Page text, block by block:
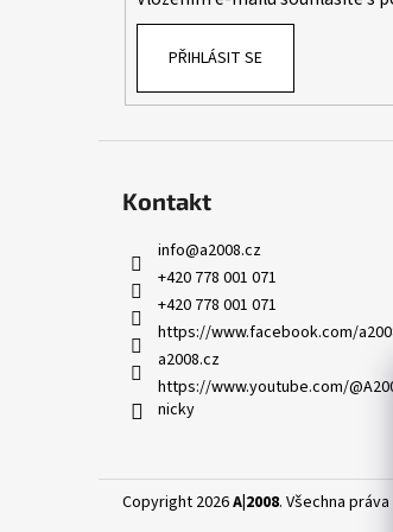
PŘIHLÁSIT SE
Kontakt
info@a2008.cz
+420 778 001 071
+420 778 001 071
https://www.facebook.com/
a2008.cz
https://www.youtube.com/
nicky
Copyright 2026A|2008. Všechna práva